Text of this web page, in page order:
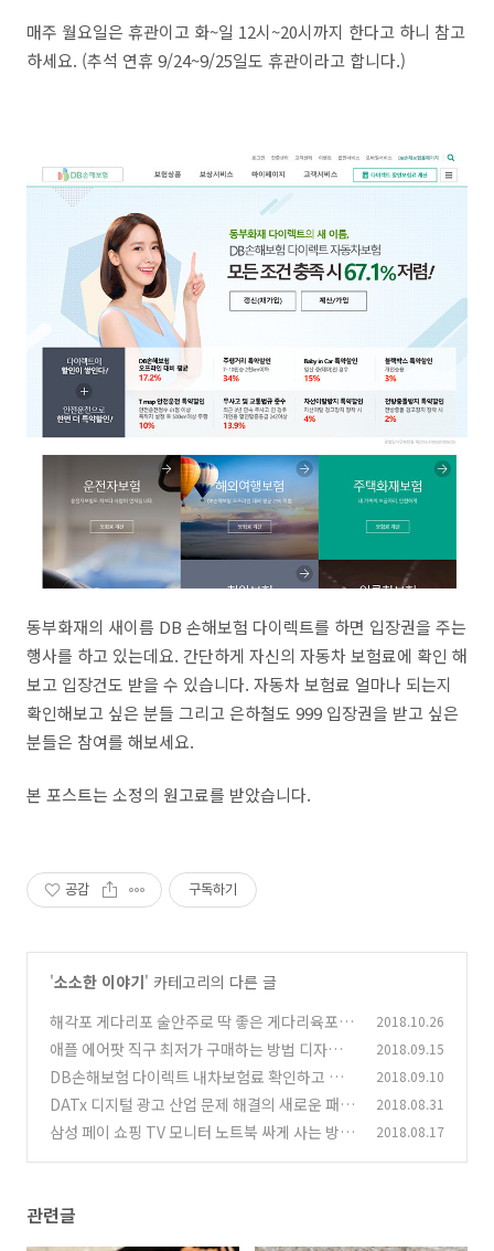
매주 월요일은 휴관이고 화~일 12시~20시까지 한다고 하니 참고
하세요. (추석 연휴 9/24~9/25일도 휴관이라고 합니다.)
동부화재의 새이름 DB 손해보험 다이렉트를 하면 입장권을 주는
행사를 하고 있는데요. 간단하게 자신의 자동차 보험료에 확인 해
보고 입장건도 받을 수 있습니다. 자동차 보험료 얼마나 되는지
확인해보고 싶은 분들 그리고 은하철도 999 입장권을 받고 싶은
분들은 참여를 해보세요.
본 포스트는 소정의 원고료를 받았습니다.
공감 구독하기
'소소한 이야기' 카테고리의 다른 글
해각포 게다리포 술안주로 딱 좋은 게다리육포 맛
보기
(1)
2018.10.26
애플 에어팟 직구 최저가 구매하는 방법 디자인
퀄리티 너무 좋아
(0)
2018.09.15
DB손해보험 다이렉트 내차보험료 확인하고 코
엑스 아쿠아리움 입장권 받자
(2)
2018.09.10
DATx 디지털 광고 산업 문제 해결의 새로운 패러
다임 제시
(1)
2018.08.31
삼성 페이 쇼핑 TV 모니터 노트북 싸게 사는 방법
2018.08.17
관련글